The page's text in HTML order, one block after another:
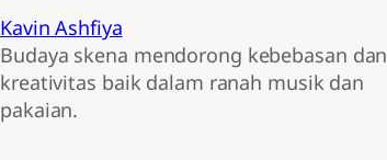
Kavin Ashfiya
Budaya skena mendorong kebebasan dan
kreativitas baik dalam ranah musik dan
pakaian.